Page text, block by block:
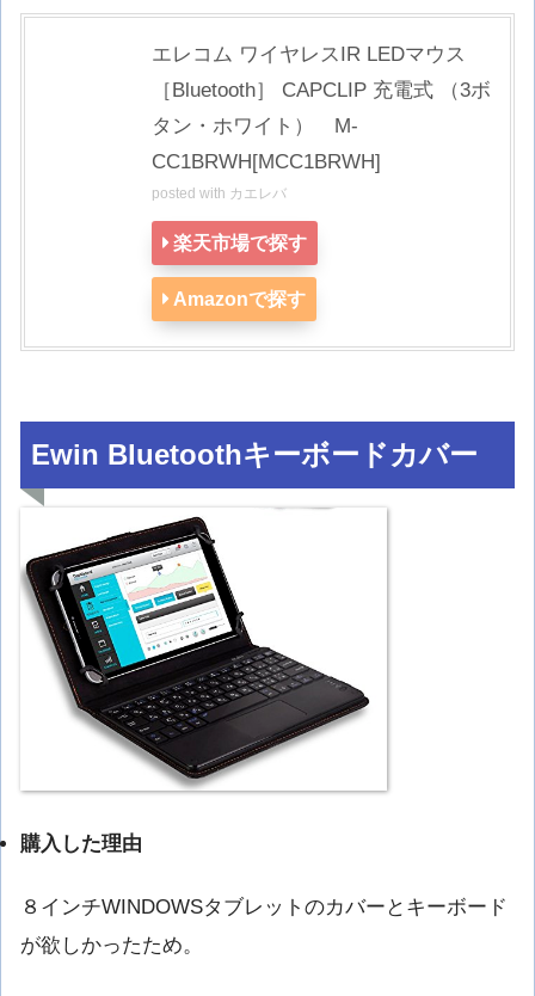
エレコム ワイヤレスIR LEDマウス
［Bluetooth］ CAPCLIP 充電式 （3ボ
タン・ホワイト） M-
CC1BRWH[MCC1BRWH]
posted with カエレバ
楽天市場で探す
Amazonで探す
Ewin Bluetoothキーボードカバー
購入した理由
８インチWINDOWSタブレットのカバーとキーボード
が欲しかったため。